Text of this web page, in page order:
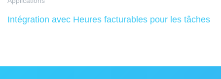
Intégration avec Heures facturables pour les tâches